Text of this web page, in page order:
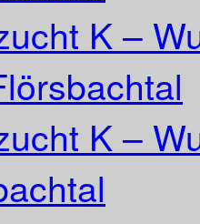
K –
K –